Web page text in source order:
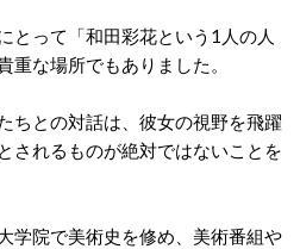
とって「和田彩花という1人の人
重な場所でもありました。
ちとの対話は、彼女の視野を飛躍
されるものが絶対ではないことを
学院で美術史を修め、美術番組や